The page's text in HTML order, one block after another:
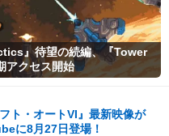
』待望の続編、『Tower
アクセス開始
ト・オートVI』最新映像が
に8月27日登場！